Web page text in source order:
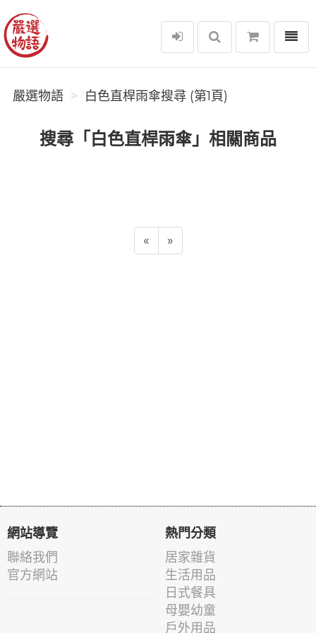
嚴選物語
選單
嚴選物語 白色直桿雨傘搜尋 (第1頁)
搜尋「白色直桿雨傘」相關商品
« »
網站導覽
聯絡我們
官方網站
熱門分類
居家雜貨
生活用品
日式餐具
母嬰幼童
戶外用品